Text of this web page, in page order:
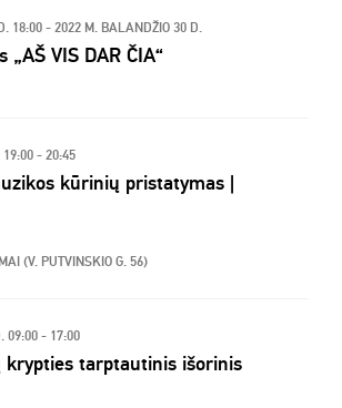
18:00 - 2022 M. BALANDŽIO 30 D.
VIS DAR ČIA“
19:00 - 20:45
kūrinių pristatymas |
(V. PUTVINSKIO G. 56)
09:00 - 17:00
krypties tarptautinis išorinis